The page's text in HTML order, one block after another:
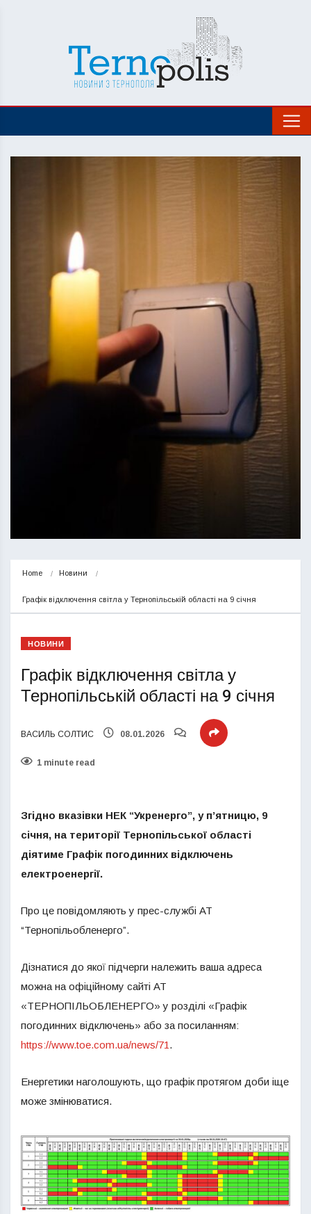
Home Новини
Графік відключення світла у Тернопільській області на 9 січня
НОВИНИ
Графік відключення світла у
Тернопільській області на 9 січня
ВАСИЛЬ СОЛТИС 08.01.2026
1 minute read
Згідно вказівки НЕК “Укренерго”, у п’ятницю, 9
січня, на території Тернопільської області
діятиме Графік погодинних відключень
електроенергії.
Про це повідомляють у прес-службі АТ
“Тернопільобленерго”.
Дізнатися до якої підчерги належить ваша адреса
можна на офіційному сайті АТ
«ТЕРНОПІЛЬОБЛЕНЕРГО» у розділі «Графік
погодинних відключень» або за посиланням:
https://www.toe.com.ua/news/71 .
Енергетики наголошують, що графік протягом доби іще
може змінюватися.